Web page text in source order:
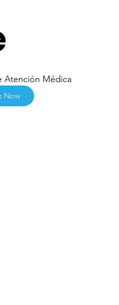
Atención Médica
Now